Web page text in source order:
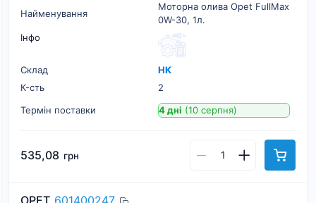
Найменування
Моторна олива Opet FullMax
0W-30, 1л.
Інфо
Склад
НК
К-cть
2
Термін поставки
4 дні (10 серпня)
535,08 грн
OPET 601400247